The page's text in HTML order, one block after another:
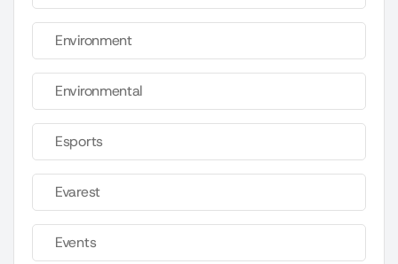
Environment
Environmental
Esports
Evarest
Events